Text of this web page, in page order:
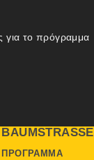
για το πρόγραμμα
BAUMSTRASSE
ΠΡΌΓΡΑΜΜΑ